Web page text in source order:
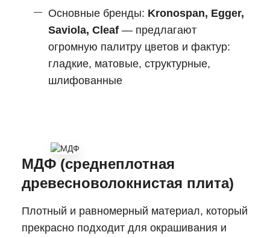
Основные бренды: Kronospan, Egger,
Saviola, Cleaf — предлагают
огромную палитру цветов и фактур:
гладкие, матовые, структурные,
шлифованные
МДФ (среднеплотная
древесноволокнистая плита)
Плотный и равномерный материал, который
прекрасно подходит для окрашивания и